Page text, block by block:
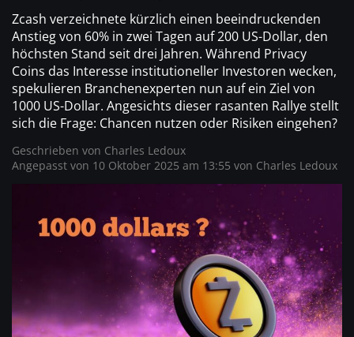
Trading
Wo kaufen ?
Casino
Zcash verzeichnete kürzlich einen beeindruckenden
Anstieg von 60% in zwei Tagen auf 200 US-Dollar, den
höchsten Stand seit drei Jahren. Während Privacy
Coins das Interesse institutioneller Investoren wecken,
spekulieren Branchenexperten nun auf ein Ziel von
1000 US-Dollar. Angesichts dieser rasanten Rallye stellt
sich die Frage: Chancen nutzen oder Risiken eingehen?
Geschrieben von Charles Ledoux
Angepasst von 10 Oktober 2025 am 13:55 von Charles Ledoux